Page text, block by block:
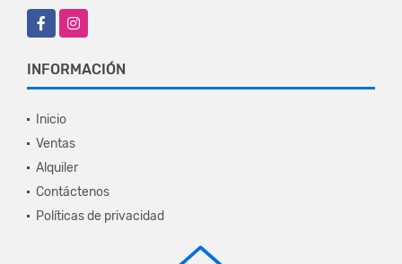
FacebookInstagram
INFORMACIÓN
Inicio
Ventas
Alquiler
Contáctenos
Políticas de privacidad